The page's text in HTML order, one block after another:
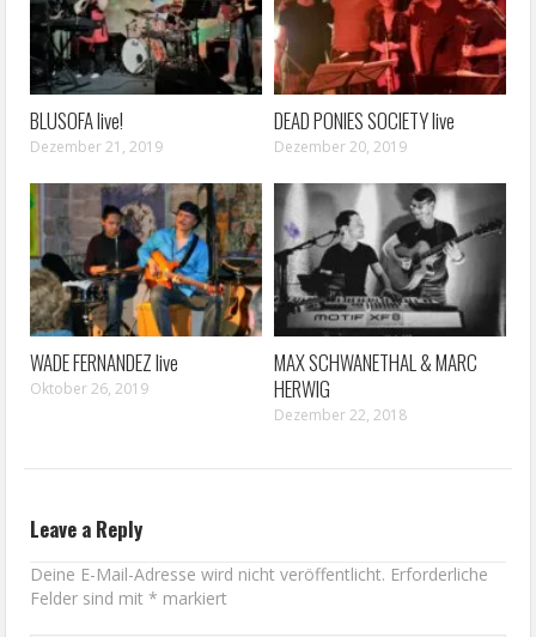
BLUSOFA live!
Dezember 21, 2019
DEAD PONIES SOCIETY live
Dezember 20, 2019
WADE FERNANDEZ live
Oktober 26, 2019
MAX SCHWANETHAL & MARC
HERWIG
Dezember 22, 2018
Leave a Reply
Deine E-Mail-Adresse wird nicht veröffentlicht. Erforderliche
Felder sind mit* markiert